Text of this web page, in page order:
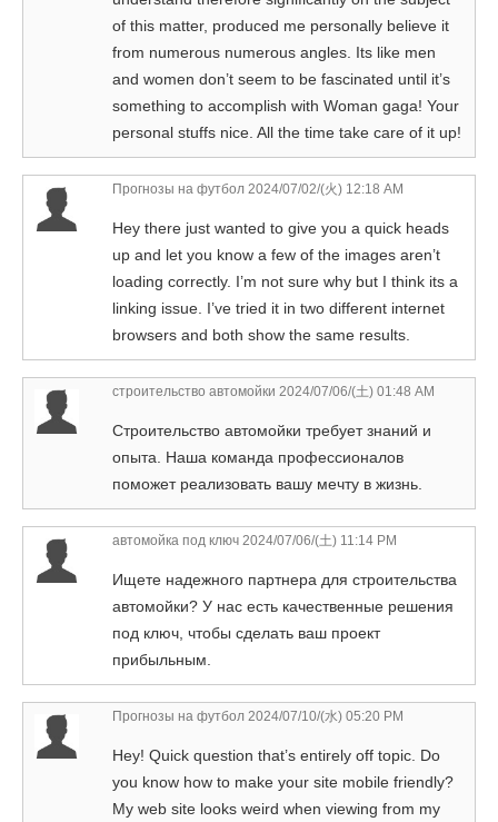
of this matter, produced me personally believe it
from numerous numerous angles. Its like men
and women don’t seem to be fascinated until it’s
something to accomplish with Woman gaga! Your
personal stuffs nice. All the time take care of it up!
Прогнозы на футбол 2024/07/02/(火) 12:18 AM
Hey there just wanted to give you a quick heads
up and let you know a few of the images aren’t
loading correctly. I’m not sure why but I think its a
linking issue. I’ve tried it in two different internet
browsers and both show the same results.
строительство автомойки 2024/07/06/(土) 01:48 AM
Строительство автомойки требует знаний и
опыта. Наша команда профессионалов
поможет реализовать вашу мечту в жизнь.
автомойка под ключ 2024/07/06/(土) 11:14 PM
Ищете надежного партнера для строительства
автомойки? У нас есть качественные решения
под ключ, чтобы сделать ваш проект
прибыльным.
Прогнозы на футбол 2024/07/10/(水) 05:20 PM
Hey! Quick question that’s entirely off topic. Do
you know how to make your site mobile friendly?
My web site looks weird when viewing from my